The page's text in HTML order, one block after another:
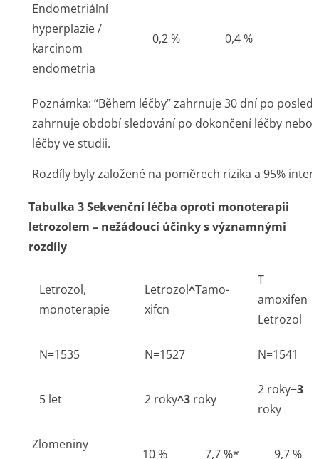
Endometriální
hyperplazie /
karcinom
endometria
0,2 % 0,4 %
Poznámka: “Během léčby” zahrnuje 30 dní po
zahrnuje období sledování po dokončení léčby nebo
léčby ve studii.
Rozdíly byly založené na poměrech rizika a 95%
Tabulka 3 Sekvenční léčba oproti monoterapii
letrozolem – nežádoucí účinky s významnými
rozdíly
Letrozol,
monoterapie
Letrozol^Tamo­
xifcn
T
amoxifen
Letrozol
N=1535 N=1527 N=1541
5 let 2 roky^3 roky
2 roky−3
roky
Zlomeniny
10 % 7,7 %* 9,7 %